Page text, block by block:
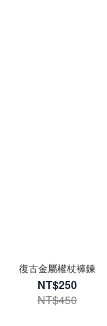
復古金屬權杖褲鍊
NT$250
NT$450